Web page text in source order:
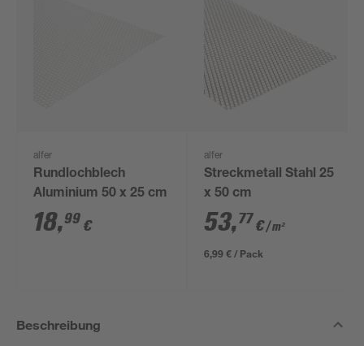
alfer
Rundlochblech
Aluminium 50 x 25 cm
18,99 €
alfer
Streckmetall Stahl 25
x 50 cm
53,77€/ m²
6,99 € / Pack
Beschreibung